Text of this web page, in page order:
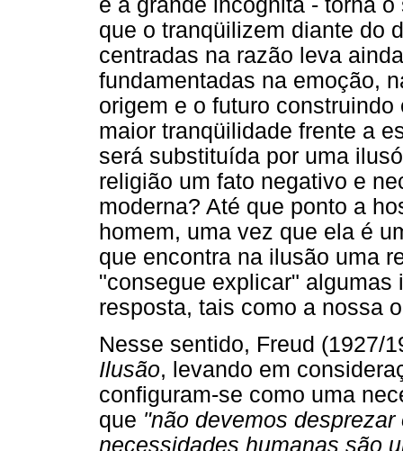
que o tranqüilizem diante do
centradas na razão leva
fundamentadas na emoção,
origem e o futuro
maior tranqüilidade frente a
será substituída por uma
religião um fato negativo e
moderna? Até que ponto a
homem, uma vez que ela é
que encontra na ilusão uma
"consegue explicar" algumas
resposta, tais como a nossa
Nesse sentido, Freud (1927/
Ilusão, levando em
configuram-se como uma
que "não devemos
necessidades humanas são